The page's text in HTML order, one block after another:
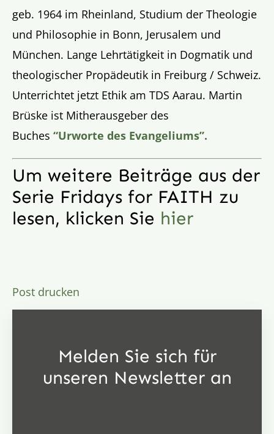
geb. 1964 im Rheinland, Studium der Theologie
und Philosophie in Bonn, Jerusalem und
München. Lange Lehrtätigkeit in Dogmatik und
theologischer Propädeutik in Freiburg / Schweiz.
Unterrichtet jetzt Ethik am TDS Aarau. Martin
Brüske ist Mitherausgeber des
Buches “Urworte des Evangeliums”.
Um weitere Beiträge aus der
Serie Fridays for FAITH zu
lesen, klicken Sie hier
Post drucken
Melden Sie sich für
unseren Newsletter an